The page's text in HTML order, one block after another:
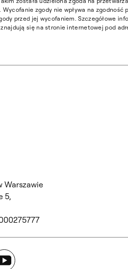
zgody nie wpływa na zgodność
przed jej wycofaniem. Szczegółowe
się na stronie internetowej pod
Warszawie
5,